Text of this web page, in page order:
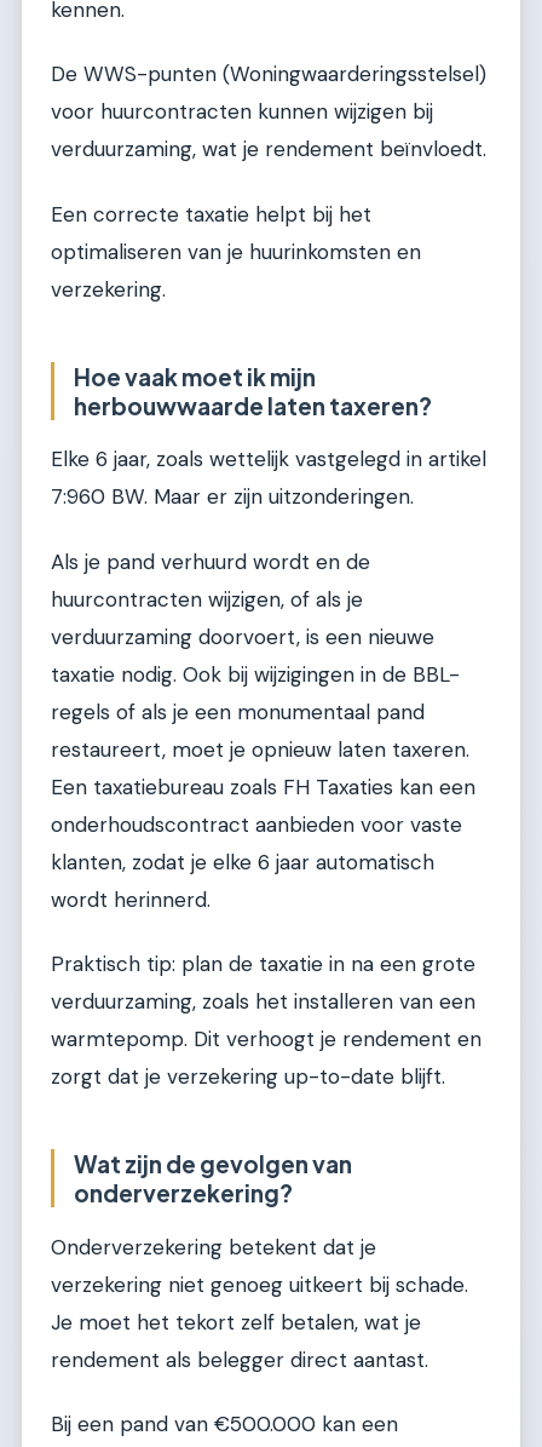
kennen.
De WWS-punten (Woningwaarderingsstelsel)
voor huurcontracten kunnen wijzigen bij
verduurzaming, wat je rendement beïnvloedt.
Een correcte taxatie helpt bij het
optimaliseren van je huurinkomsten en
verzekering.
Hoe vaak moet ik mijn
herbouwwaarde laten taxeren?
Elke 6 jaar, zoals wettelijk vastgelegd in artikel
7:960 BW. Maar er zijn uitzonderingen.
Als je pand verhuurd wordt en de
huurcontracten wijzigen, of als je
verduurzaming doorvoert, is een nieuwe
taxatie nodig. Ook bij wijzigingen in de BBL-
regels of als je een monumentaal pand
restaureert, moet je opnieuw laten taxeren.
Een taxatiebureau zoals FH Taxaties kan een
onderhoudscontract aanbieden voor vaste
klanten, zodat je elke 6 jaar automatisch
wordt herinnerd.
Praktisch tip: plan de taxatie in na een grote
verduurzaming, zoals het installeren van een
warmtepomp. Dit verhoogt je rendement en
zorgt dat je verzekering up-to-date blijft.
Wat zijn de gevolgen van
onderverzekering?
Onderverzekering betekent dat je
verzekering niet genoeg uitkeert bij schade.
Je moet het tekort zelf betalen, wat je
rendement als belegger direct aantast.
Bij een pand van €500.000 kan een